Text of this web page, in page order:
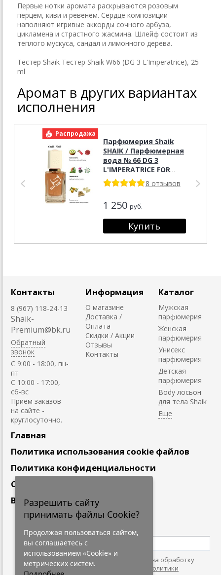
Первые нотки аромата раскрываются розовым
перцем, киви и ревенем. Сердце композиции
наполняют игривые аккорды сочного арбуза,
цикламена и страстного жасмина. Шлейф состоит из
теплого мускуса, сандал и лимонного дерева.
Тестер Shaik Тестер Shaik W66 (DG 3 L'Imperatrice), 25
ml
Аромат в других вариантах
исполнения
Распродажа
Парфюмерия Shaik
SHAIK / Парфюмерная
вода № 66 DG 3
L'IMPERATRICE FOR
WOMEN , 50 мл.8 отзывов
1 250 руб.
Контакты
8 (967) 118-24-13
Shaik-
Premium@bk.ru
Обратный
звонок
C 9:00 - 18:00, пн-
пт
С 10:00 - 17:00,
сб-вс
Приём заказов
на сайте -
круглосуточно.
Информация
О магазине
Доставка /
Оплата
Скидки / Акции
Отзывы
Контакты
Каталог
Мужская
парфюмерия
Женская
парфюмерия
Унисекс
парфюмерия
Детская
парфюмерия
Body лосьон
для тела Shaik
Главная
Политика использования cookie файлов
Политика конфиденциальности
Сотрудничество
Вакансии
Подпишитесь
Нажимая на кнопку, я даю согласие на обработку
персональных данных. С условиями
"Политики
Разрешить сайту
принимать файлы Cookie?
Продолжая пользоваться сайтом,
вы соглашаетесь с
использованием «Cookie» и
метрических систем.